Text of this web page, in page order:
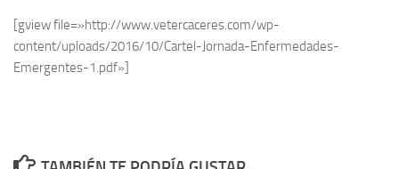
[gview file=»http://www.vetercaceres.com/wp-
content/uploads/2016/10/Cartel-Jornada-Enfermedades-
Emergentes-1.pdf»]